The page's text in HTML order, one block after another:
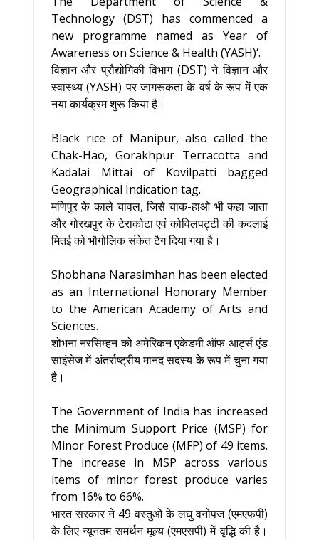
Technology (DST) has commenced a
new programme named as Year of
Awareness on Science & Health (YASH)‘.
विज्ञान और प्रौद्योगिकी विभाग (DST) ने विज्ञान और
स्वास्थ्य (YASH) पर जागरूकता के वर्ष के रूप में एक
नया कार्यक्रम शुरू किया है।
Black rice of Manipur, also called the
Chak-Hao, Gorakhpur Terracotta and
Kadalai Mittai of Kovilpatti bagged
Geographical Indication tag.
मणिपुर के काले चावल, जिसे चाक-हाओ भी कहा जाता
और गोरखपुर के टेराकोटा एवं कोविलपट्टी की कदलाई
मितई को भौगोलिक संकेत टैग दिया गया है।
Shobhana Narasimhan has been elected
as an International Honorary Member
to the American Academy of Arts and
Sciences.
शोभना नरसिम्हन को अमेरिकन एकेडमी ऑफ आर्ट्स एंड
साइंसेज में अंतर्राष्ट्रीय मानद सदस्य के रूप में चुना गया
है।
The Government of India has increased
the Minimum Support Price (MSP) for
Minor Forest Produce (MFP) of 49 items.
The increase in MSP across various
items of minor forest produce varies
from 16% to 66%.
भारत सरकार ने 49 वस्तुओं के लघु वनोपज (एमएफपी)
के लिए न्यूनतम समर्थन मूल्य (एमएसपी) में वृद्धि की है।